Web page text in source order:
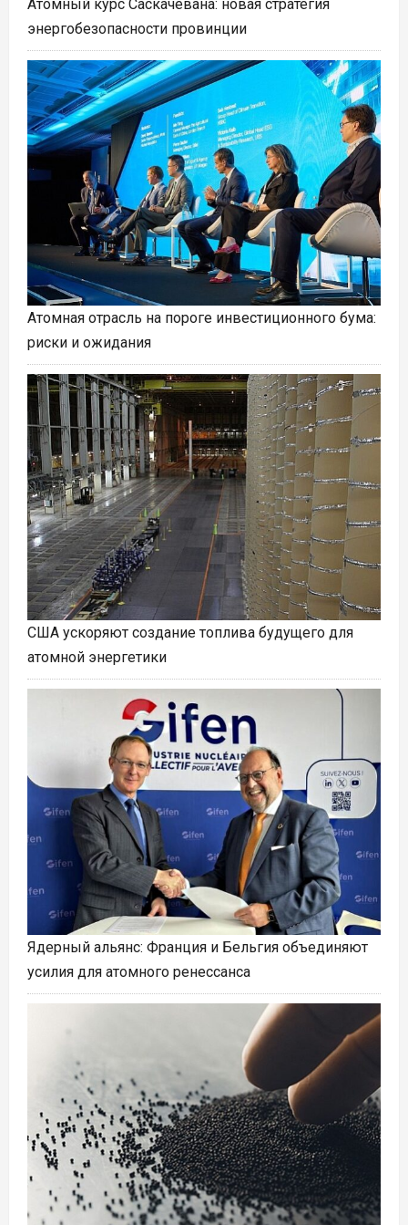
Атомный курс Саскачевана: новая стратегия
энергобезопасности провинции
Атомная отрасль на пороге инвестиционного бума:
риски и ожидания
США ускоряют создание топлива будущего для
атомной энергетики
Ядерный альянс: Франция и Бельгия объединяют
усилия для атомного ренессанса